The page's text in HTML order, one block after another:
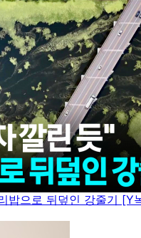
밥으로 뒤덮인 강줄기 [Y